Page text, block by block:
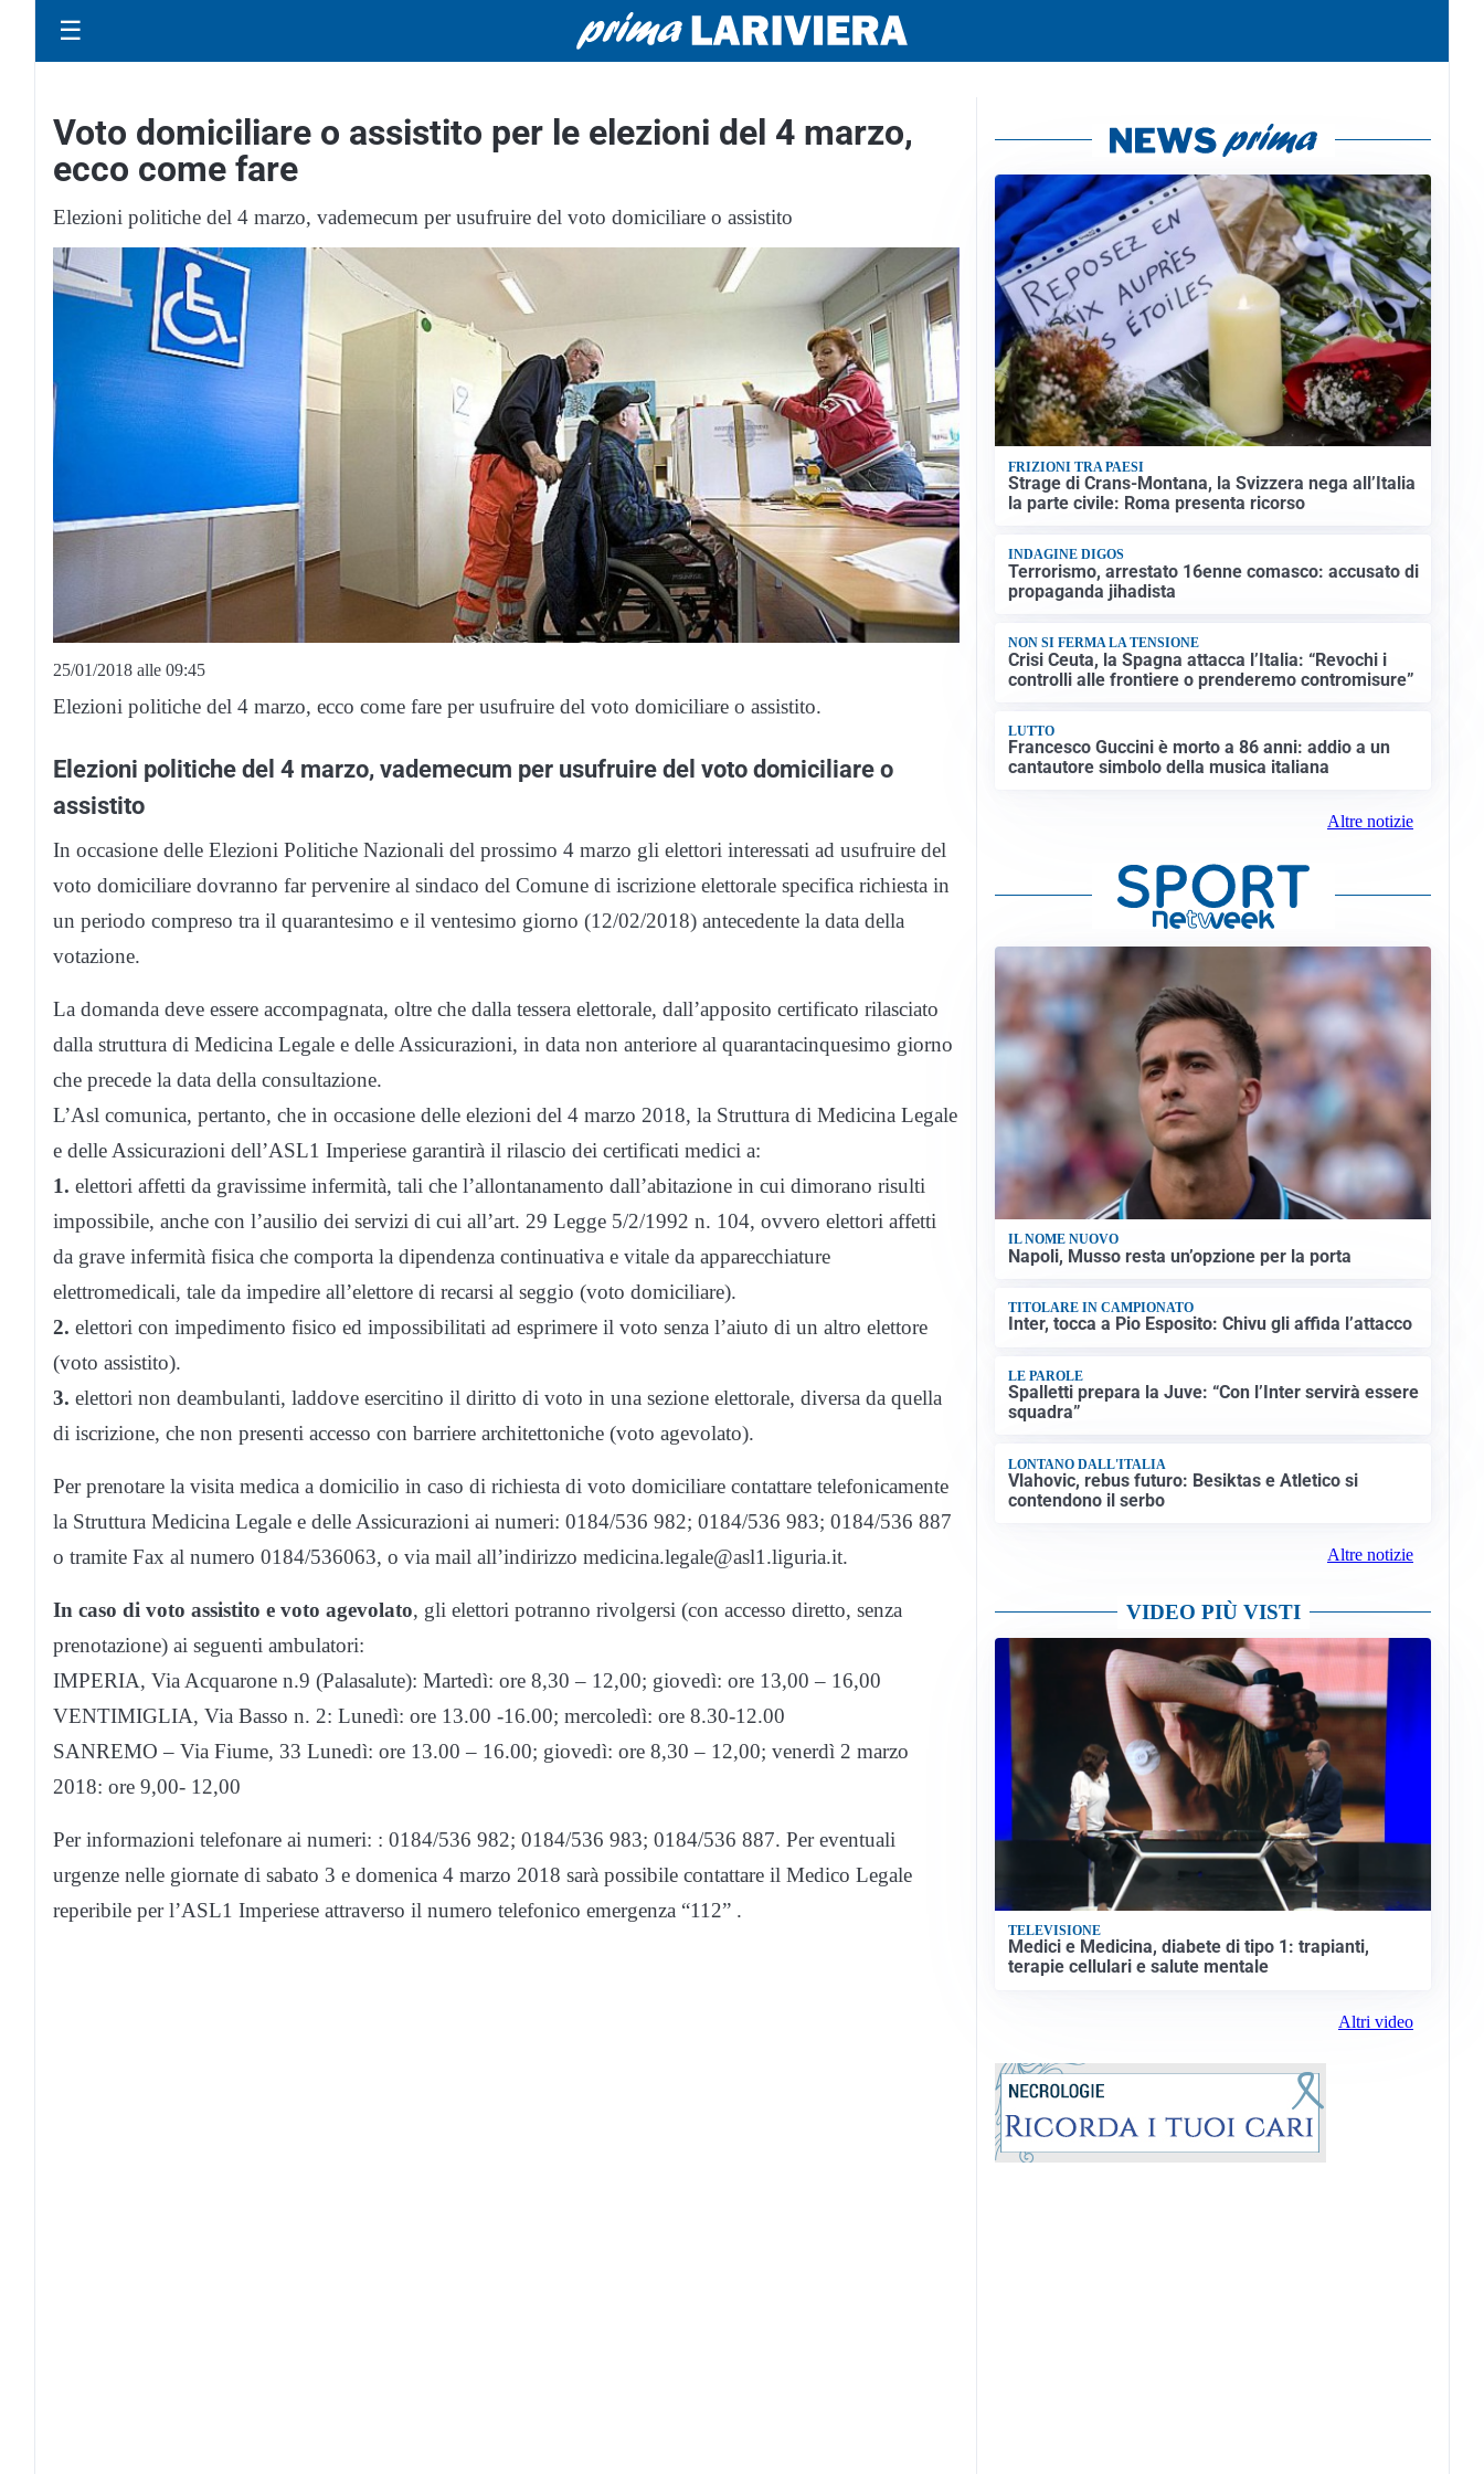
☰
Voto domiciliare o assistito per le elezioni del 4 marzo,
ecco come fare
Elezioni politiche del 4 marzo, vademecum per usufruire del voto domiciliare o assistito
25/01/2018 alle 09:45
Elezioni politiche del 4 marzo, ecco come fare per usufruire del voto domiciliare o assistito.
Elezioni politiche del 4 marzo, vademecum per usufruire del voto domiciliare o
assistito
In occasione delle Elezioni Politiche Nazionali del prossimo 4 marzo gli elettori interessati ad usufruire del
voto domiciliare dovranno far pervenire al sindaco del Comune di iscrizione elettorale specifica richiesta in
un periodo compreso tra il quarantesimo e il ventesimo giorno (12/02/2018) antecedente la data della
votazione.
La domanda deve essere accompagnata, oltre che dalla tessera elettorale, dall’apposito certificato rilasciato
dalla struttura di Medicina Legale e delle Assicurazioni, in data non anteriore al quarantacinquesimo giorno
che precede la data della consultazione.
L’Asl comunica, pertanto, che in occasione delle elezioni del 4 marzo 2018, la Struttura di Medicina Legale
e delle Assicurazioni dell’ASL1 Imperiese garantirà il rilascio dei certificati medici a:
1. elettori affetti da gravissime infermità, tali che l’allontanamento dall’abitazione in cui dimorano risulti
impossibile, anche con l’ausilio dei servizi di cui all’art. 29 Legge 5/2/1992 n. 104, ovvero elettori affetti
da grave infermità fisica che comporta la dipendenza continuativa e vitale da apparecchiature
elettromedicali, tale da impedire all’elettore di recarsi al seggio (voto domiciliare).
2. elettori con impedimento fisico ed impossibilitati ad esprimere il voto senza l’aiuto di un altro elettore
(voto assistito).
3. elettori non deambulanti, laddove esercitino il diritto di voto in una sezione elettorale, diversa da quella
di iscrizione, che non presenti accesso con barriere architettoniche (voto agevolato).
Per prenotare la visita medica a domicilio in caso di richiesta di voto domiciliare contattare telefonicamente
la Struttura Medicina Legale e delle Assicurazioni ai numeri: 0184/536 982; 0184/536 983; 0184/536 887
o tramite Fax al numero 0184/536063, o via mail all’indirizzo medicina.legale@asl1.liguria.it.
In caso di voto assistito e voto agevolato, gli elettori potranno rivolgersi (con accesso diretto, senza
prenotazione) ai seguenti ambulatori:
IMPERIA, Via Acquarone n.9 (Palasalute): Martedì: ore 8,30 – 12,00; giovedì: ore 13,00 – 16,00
VENTIMIGLIA, Via Basso n. 2: Lunedì: ore 13.00 -16.00; mercoledì: ore 8.30-12.00
SANREMO – Via Fiume, 33 Lunedì: ore 13.00 – 16.00; giovedì: ore 8,30 – 12,00; venerdì 2 marzo
2018: ore 9,00- 12,00
Per informazioni telefonare ai numeri: : 0184/536 982; 0184/536 983; 0184/536 887. Per eventuali
urgenze nelle giornate di sabato 3 e domenica 4 marzo 2018 sarà possibile contattare il Medico Legale
reperibile per l’ASL1 Imperiese attraverso il numero telefonico emergenza “112” .
FRIZIONI TRA PAESI
Strage di Crans-Montana, la Svizzera nega all’Italia
la parte civile: Roma presenta ricorso
INDAGINE DIGOS
Terrorismo, arrestato 16enne comasco: accusato di
propaganda jihadista
NON SI FERMA LA TENSIONE
Crisi Ceuta, la Spagna attacca l’Italia: “Revochi i
controlli alle frontiere o prenderemo contromisure”
LUTTO
Francesco Guccini è morto a 86 anni: addio a un
cantautore simbolo della musica italiana
Altre notizie
IL NOME NUOVO
Napoli, Musso resta un’opzione per la porta
TITOLARE IN CAMPIONATO
Inter, tocca a Pio Esposito: Chivu gli affida l’attacco
LE PAROLE
Spalletti prepara la Juve: “Con l’Inter servirà essere
squadra”
LONTANO DALL'ITALIA
Vlahovic, rebus futuro: Besiktas e Atletico si
contendono il serbo
Altre notizie
VIDEO PIÙ VISTI
TELEVISIONE
Medici e Medicina, diabete di tipo 1: trapianti,
terapie cellulari e salute mentale
Altri video